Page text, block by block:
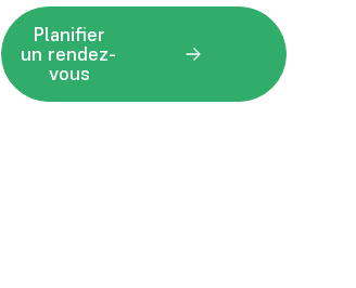
Planifier
un rendez-
vous